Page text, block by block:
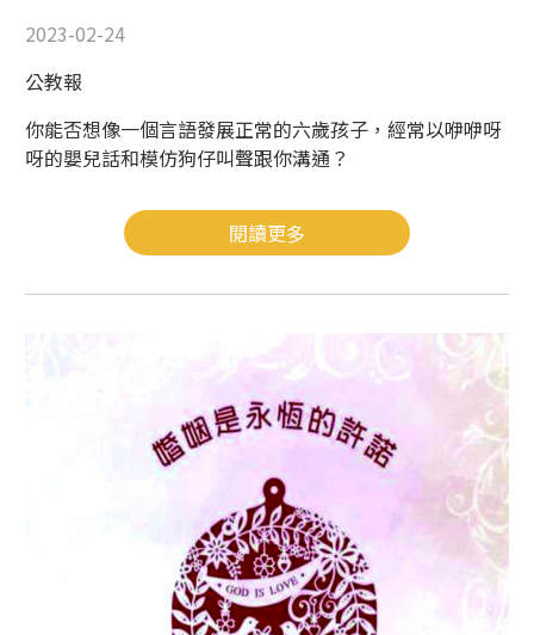
2023-02-24
公教報
你能否想像一個言語發展正常的六歲孩子，經常以咿咿呀
呀的嬰兒話和模仿狗仔叫聲跟你溝通？
閱讀更多